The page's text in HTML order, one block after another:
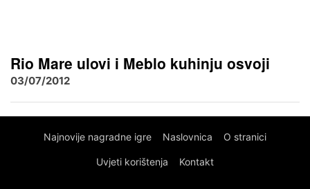
Rio Mare ulovi i Meblo kuhinju osvoji
03/07/2012
Najnovije nagradne igre Naslovnica O stranici
Uvjeti korištenja Kontakt